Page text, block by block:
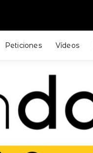
Peticiones Vídeos